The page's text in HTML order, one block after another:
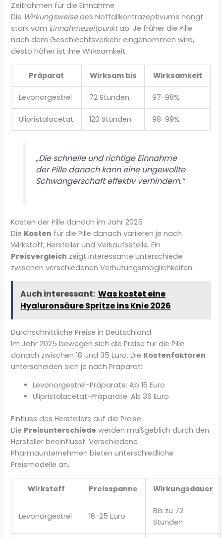
Zeitrahmen für die Einnahme
Die Wirkungsweisedes Notfallkontrazeptivums hängt
stark vom Einnahmezeitpunktab. Je früher die Pille
nach dem Geschlechtsverkehr eingenommen wird,
desto höher ist ihre Wirksamkeit.
Präparat Wirksam bis Wirksamkeit
Levonorgestrel 72 Stunden 97-98%
Ulipristalacetat 120 Stunden 98-99%
„Die schnelle und richtige Einnahme
der Pille danach kann eine ungewollte
Schwangerschaft effektiv verhindern.“
Kosten der Pille danach im Jahr 2025
Die Kosten für die Pille danach variieren je nach
Wirkstoff, Hersteller und Verkaufsstelle. Ein
Preisvergleich zeigt interessante Unterschiede
zwischen verschiedenen Verhütungsmöglichkeiten.
Auch interessant: Was kostet eine
Hyaluronsäure Spritze ins Knie 2026
Durchschnittliche Preise in Deutschland
Im Jahr 2025 bewegen sich die Preise für die Pille
danach zwischen 18 und 35 Euro. Die Kostenfaktoren
unterscheiden sich je nach Präparat:
Levonorgestrel-Präparate: Ab 16 Euro
Ulipristalacetat-Präparate: Ab 36 Euro
Einfluss des Herstellers auf die Preise
Die Preisunterschiede werden maßgeblich durch den
Hersteller beeinflusst. Verschiedene
Pharmaunternehmen bieten unterschiedliche
Preismodelle an.
Wirkstoff Preisspanne Wirkungsdauer
Levonorgestrel 16-25 Euro
Bis zu 72
Stunden